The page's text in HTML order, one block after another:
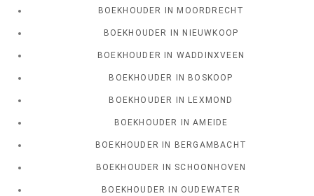
BOEKHOUDER IN MOORDRECHT
BOEKHOUDER IN NIEUWKOOP
BOEKHOUDER IN WADDINXVEEN
BOEKHOUDER IN BOSKOOP
BOEKHOUDER IN LEXMOND
BOEKHOUDER IN AMEIDE
BOEKHOUDER IN BERGAMBACHT
BOEKHOUDER IN SCHOONHOVEN
BOEKHOUDER IN OUDEWATER